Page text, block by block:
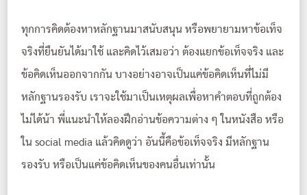
ทุกการคิดต้องหาหลักฐานมาสนับสนุน หรือพยายามหาข้อเท็จ
จริงที่ยืนยันได้มาใช้ และคิดไว้เสมอว่า ต้องแยกข้อเท็จจริง และ
ข้อคิดเห็นออกจากกัน บางอย่างอาจเป็นแค่ข้อคิดเห็นที่ไม่มี
หลักฐานรองรับ เราจะใช้มาเป็นเหตุผลเพื่อหาคำตอบที่ถูกต้อง
ไม่ได้น้า พี่แนะนำให้ลองฝึกอ่านข้อความต่าง ๆ ในหนังสือ หรือ
ใน social media แล้วคิดดูว่า อันนี้คือข้อเท็จจริง มีหลักฐาน
รองรับ หรือเป็นแค่ข้อคิดเห็นของคนอื่นเท่านั้น